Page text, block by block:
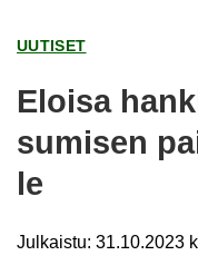
UU­TI­SET
Eloi­sa
su­mi­sen
le
Julkaistu: 31.10.2023